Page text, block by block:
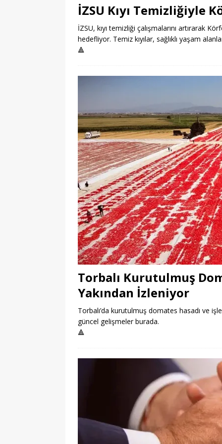
İZSU Kıyı Temizliğiyle
İZSU, kıyı temizliği çalışmalarını artırarak
hedefliyor. Temiz kıyılar, sağlıklı yaşam
🔺
Torbalı Kurutulmuş
Yakından İzleniyor
Torbalı’da kurutulmuş domates hasadı ve
güncel gelişmeler burada.
🔺